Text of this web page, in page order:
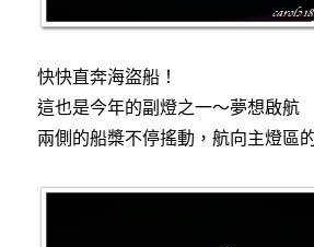
快快直奔海盜船！
這也是今年的副燈之一～夢想啟航
兩側的船槳不停搖動，航向主燈區